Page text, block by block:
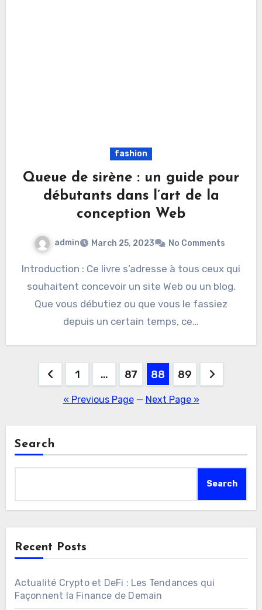
fashion
Queue de sirène : un guide pour
débutants dans l’art de la
conception Web
admin March 25, 2023 No Comments
Introduction : Ce livre s’adresse à tous ceux qui
souhaitent concevoir un site Web ou un blog.
Que vous débutiez ou que vous le fassiez
depuis un certain temps, ce…
Posts
pagination
1 … 87 88 89
« Previous Page— Next Page »
Search
Search
Recent Posts
Actualité Crypto et DeFi : Les Tendances qui
Façonnent la Finance de Demain